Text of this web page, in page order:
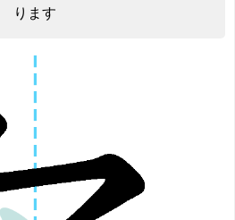
ります